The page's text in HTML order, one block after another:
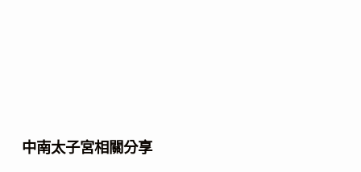
中南太子宮相關分享